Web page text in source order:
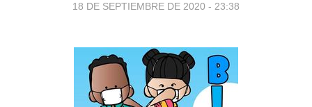
18 DE SEPTIEMBRE DE 2020 - 23:38